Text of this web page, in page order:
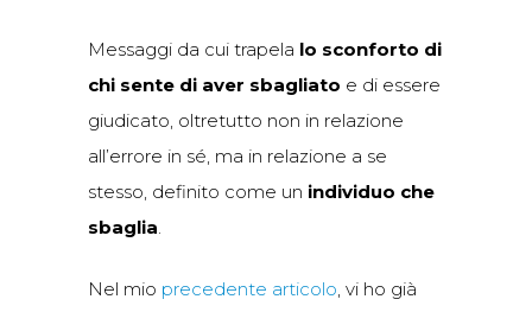
Messaggi da cui trapela lo sconforto di
chi sente di aver sbagliato e di essere
giudicato, oltretutto non in relazione
all’errore in sé, ma in relazione a se
stesso, definito come un individuo che
sbaglia.
Nel mio precedente articolo, vi ho già